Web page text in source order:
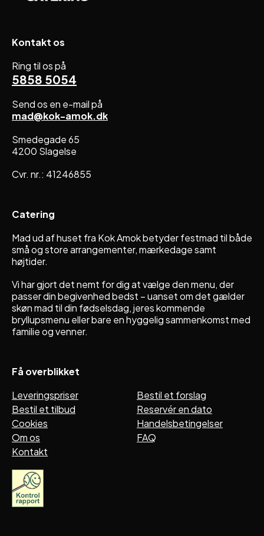
Kontakt os
Ring til os på
5858 5054
Send os en e-mail på
mad@kok-amok.dk
Smedegade 65
4200 Slagelse
Cvr. nr.: 41246855
Catering
Mad ud af huset fra Kok Amok betyder festmad til både
små og store arrangementer, mærkedage samt
højtider.
Vi har gjort det nemt for dig at vælge den menu, der
passer din begivenhed bedst – uanset om det gælder
skøn mad til din fødselsdag, jeres kommende
bryllupsmenu eller bare en hyggelig sammenkomst med
familie og venner.
Få overblikket
Leveringspriser
Bestil et tilbud
Cookies
Om os
Kontakt
Bestil et forslag
Reservér en dato
Handelsbetingelser
FAQ